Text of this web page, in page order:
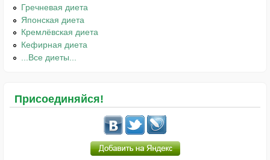
Гречневая диета
Японская диета
Кремлёвская диета
Кефирная диета
...Все диеты...
Присоединяйся!